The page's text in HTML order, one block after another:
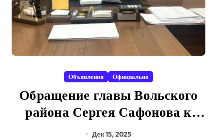
Объявления Официально
Обращение главы Вольского
района Сергея Сафонова к
жителям
Дек 15, 2025